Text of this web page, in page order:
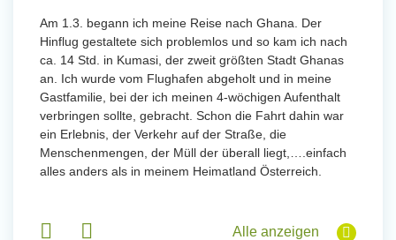
Am 1.3. begann ich meine Reise nach Ghana. Der
Hinflug gestaltete sich problemlos und so kam ich nach
ca. 14 Std. in Kumasi, der zweit größten Stadt Ghanas
an. Ich wurde vom Flughafen abgeholt und in meine
Gastfamilie, bei der ich meinen 4-wöchigen Aufenthalt
verbringen sollte, gebracht. Schon die Fahrt dahin war
ein Erlebnis, der Verkehr auf der Straße, die
Menschenmengen, der Müll der überall liegt,….einfach
alles anders als in meinem Heimatland Österreich.
Alle anzeigen